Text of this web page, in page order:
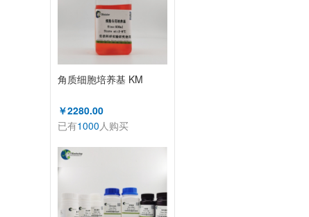
角质细胞培养基 KM
￥2280.00
已有1000人购买